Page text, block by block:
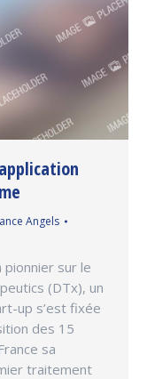
Angels
pionnier sur le
(DTx), un
up s’est fixée
des 15
sa
traitement